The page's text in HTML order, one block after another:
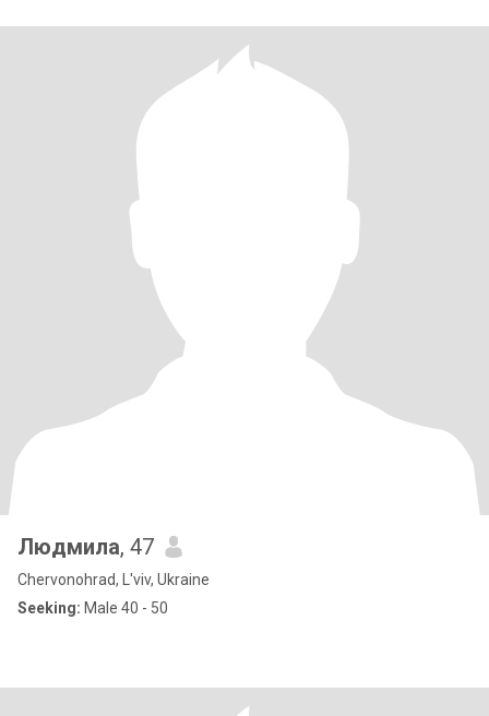
Людмила, 47
Chervonohrad, L'viv, Ukraine
Seeking: Male 40 - 50